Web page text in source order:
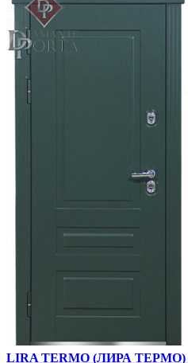
LIRA TERMO (ЛИРА ТЕРМО)